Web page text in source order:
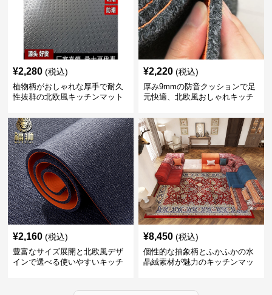
¥2,280 (税込)
植物柄がおしゃれな厚手で耐久
性抜群の北欧風キッチンマット
¥2,220 (税込)
厚み9mmの防音クッションで足
元快適、北欧風おしゃれキッチ
¥2,160 (税込)
豊富なサイズ展開と北欧風デザ
インで選べる使いやすいキッチ
¥8,450 (税込)
個性的な抽象柄とふかふかの水
晶絨素材が魅力のキッチンマッ